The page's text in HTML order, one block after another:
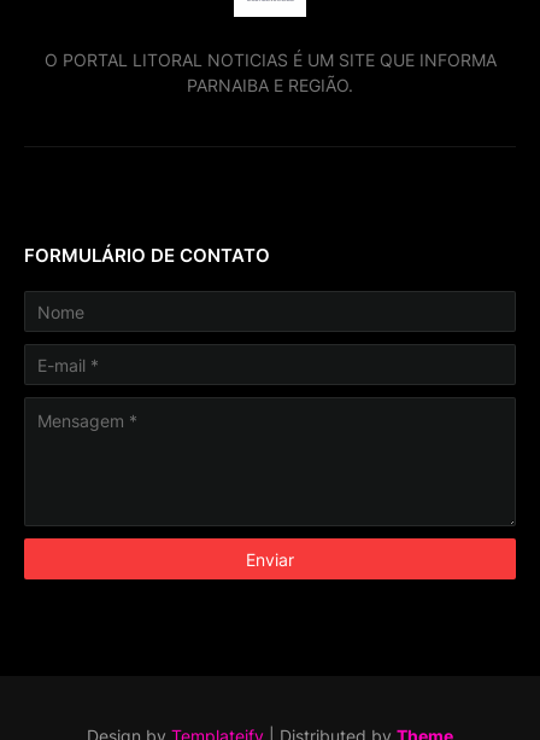
O PORTAL LITORAL NOTICIAS É UM SITE QUE INFORMA
PARNAIBA E REGIÃO.
FORMULÁRIO DE CONTATO